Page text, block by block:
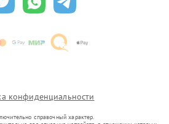
конфиденциальности
справочный характер.